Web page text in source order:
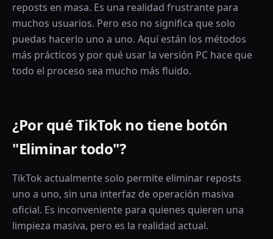
reposts en masa. Es una realidad frustrante para
muchos usuarios. Pero eso no significa que solo
puedas hacerlo uno a uno. Aquí están los métodos
más prácticos y por qué usar la versión PC hace que
todo el proceso sea mucho más fluido.
¿Por qué TikTok no tiene botón
"Eliminar todo"?
TikTok actualmente solo permite eliminar reposts
uno a uno, sin una interfaz de operación masiva
oficial. Es inconveniente para quienes quieren una
limpieza masiva, pero es la realidad actual.